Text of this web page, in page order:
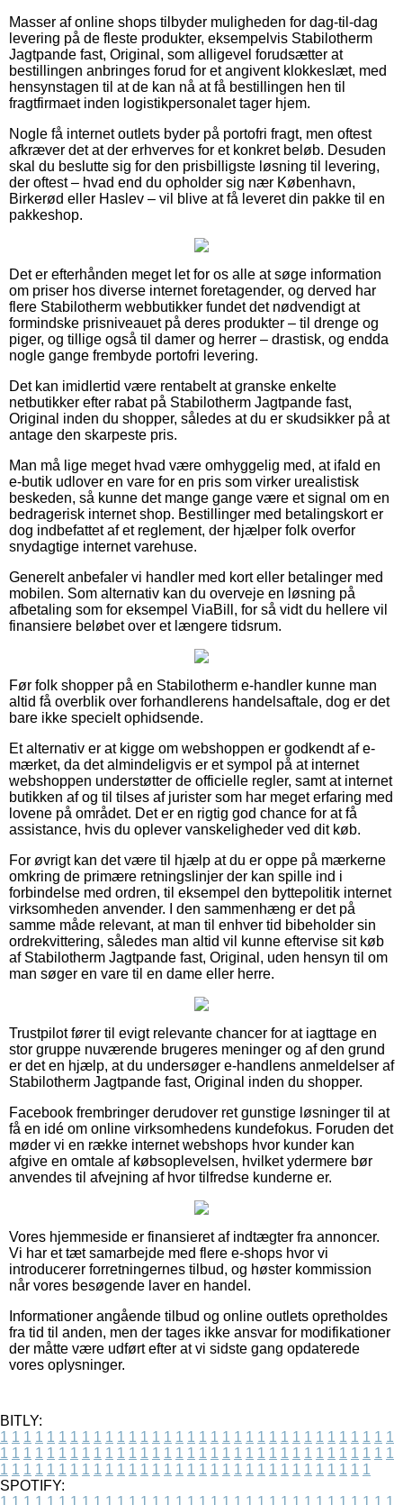
Masser af online shops tilbyder muligheden for dag-til-dag
levering på de fleste produkter, eksempelvis Stabilotherm
Jagtpande fast, Original, som alligevel forudsætter at
bestillingen anbringes forud for et angivent klokkeslæt, med
hensynstagen til at de kan nå at få bestillingen hen til
fragtfirmaet inden logistikpersonalet tager hjem.
Nogle få internet outlets byder på portofri fragt, men oftest
afkræver det at der erhverves for et konkret beløb. Desuden
skal du beslutte sig for den prisbilligste løsning til levering,
der oftest – hvad end du opholder sig nær København,
Birkerød eller Haslev – vil blive at få leveret din pakke til en
pakkeshop.
Det er efterhånden meget let for os alle at søge information
om priser hos diverse internet foretagender, og derved har
flere Stabilotherm webbutikker fundet det nødvendigt at
formindske prisniveauet på deres produkter – til drenge og
piger, og tillige også til damer og herrer – drastisk, og endda
nogle gange frembyde portofri levering.
Det kan imidlertid være rentabelt at granske enkelte
netbutikker efter rabat på Stabilotherm Jagtpande fast,
Original inden du shopper, således at du er skudsikker på at
antage den skarpeste pris.
Man må lige meget hvad være omhyggelig med, at ifald en
e-butik udlover en vare for en pris som virker urealistisk
beskeden, så kunne det mange gange være et signal om en
bedragerisk internet shop. Bestillinger med betalingskort er
dog indbefattet af et reglement, der hjælper folk overfor
snydagtige internet varehuse.
Generelt anbefaler vi handler med kort eller betalinger med
mobilen. Som alternativ kan du overveje en løsning på
afbetaling som for eksempel ViaBill, for så vidt du hellere vil
finansiere beløbet over et længere tidsrum.
Før folk shopper på en Stabilotherm e-handler kunne man
altid få overblik over forhandlerens handelsaftale, dog er det
bare ikke specielt ophidsende.
Et alternativ er at kigge om webshoppen er godkendt af e-
mærket, da det almindeligvis er et sympol på at internet
webshoppen understøtter de officielle regler, samt at internet
butikken af og til tilses af jurister som har meget erfaring med
lovene på området. Det er en rigtig god chance for at få
assistance, hvis du oplever vanskeligheder ved dit køb.
For øvrigt kan det være til hjælp at du er oppe på mærkerne
omkring de primære retningslinjer der kan spille ind i
forbindelse med ordren, til eksempel den byttepolitik internet
virksomheden anvender. I den sammenhæng er det på
samme måde relevant, at man til enhver tid bibeholder sin
ordrekvittering, således man altid vil kunne eftervise sit køb
af Stabilotherm Jagtpande fast, Original, uden hensyn til om
man søger en vare til en dame eller herre.
Trustpilot fører til evigt relevante chancer for at iagttage en
stor gruppe nuværende brugeres meninger og af den grund
er det en hjælp, at du undersøger e-handlens anmeldelser af
Stabilotherm Jagtpande fast, Original inden du shopper.
Facebook frembringer derudover ret gunstige løsninger til at
få en idé om online virksomhedens kundefokus. Foruden det
møder vi en række internet webshops hvor kunder kan
afgive en omtale af købsoplevelsen, hvilket ydermere bør
anvendes til afvejning af hvor tilfredse kunderne er.
Vores hjemmeside er finansieret af indtægter fra annoncer.
Vi har et tæt samarbejde med flere e-shops hvor vi
introducerer forretningernes tilbud, og høster kommission
når vores besøgende laver en handel.
Informationer angående tilbud og online outlets opretholdes
fra tid til anden, men der tages ikke ansvar for modifikationer
der måtte være udført efter at vi sidste gang opdaterede
vores oplysninger.
BITLY:
1 1 1 1 1 1 1 1 1 1 1 1 1 1 1 1 1 1 1 1 1 1 1 1 1 1 1 1 1 1 1 1 1 1
1 1 1 1 1 1 1 1 1 1 1 1 1 1 1 1 1 1 1 1 1 1 1 1 1 1 1 1 1 1 1 1 1 1
1 1 1 1 1 1 1 1 1 1 1 1 1 1 1 1 1 1 1 1 1 1 1 1 1 1 1 1 1 1 1 1
SPOTIFY:
1 1 1 1 1 1 1 1 1 1 1 1 1 1 1 1 1 1 1 1 1 1 1 1 1 1 1 1 1 1 1 1 1 1